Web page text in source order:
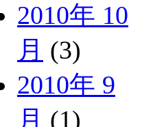
2010年 10
月 (3)
2010年 9
月 (1)